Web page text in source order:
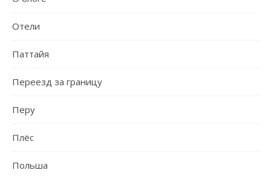
Отели
Паттайя
Переезд за границу
Перу
Плёс
Польша